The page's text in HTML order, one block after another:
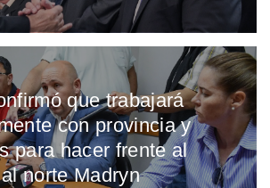
que trabajará
con provincia y
para hacer frente al
norte Madryn